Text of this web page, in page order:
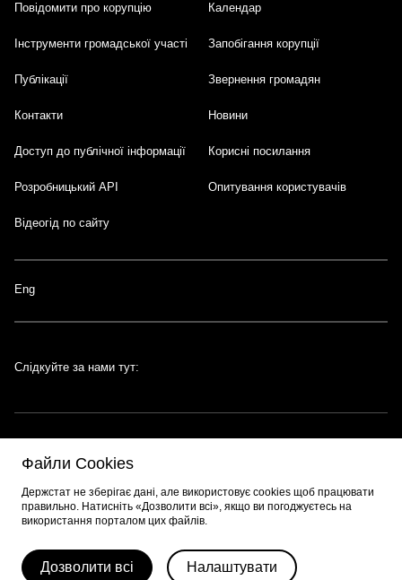
Повідомити про корупцію Календар
Інструменти громадської участі Запобігання корупції
Публікації Звернення громадян
Контакти Новини
Доступ до публічної інформації Корисні посилання
Розробницький API Опитування користувачів
Відеогід по сайту
Eng
Портал створено за підтримки швейцарсько-української програми
що реалізуєтьсяФондом Східна Європа. Розробник порталу:EPAM.
© 2026 Весь контент доступний за ліцензією
Слідкуйте за нами тут:
Файли Cookies
Держстат не зберігає дані, але використовує cookies щоб працювати
правильно. Натисніть «Дозволити всі», якщо ви погоджуєтесь на
використання порталом цих файлів.
Дозволити всі Налаштувати